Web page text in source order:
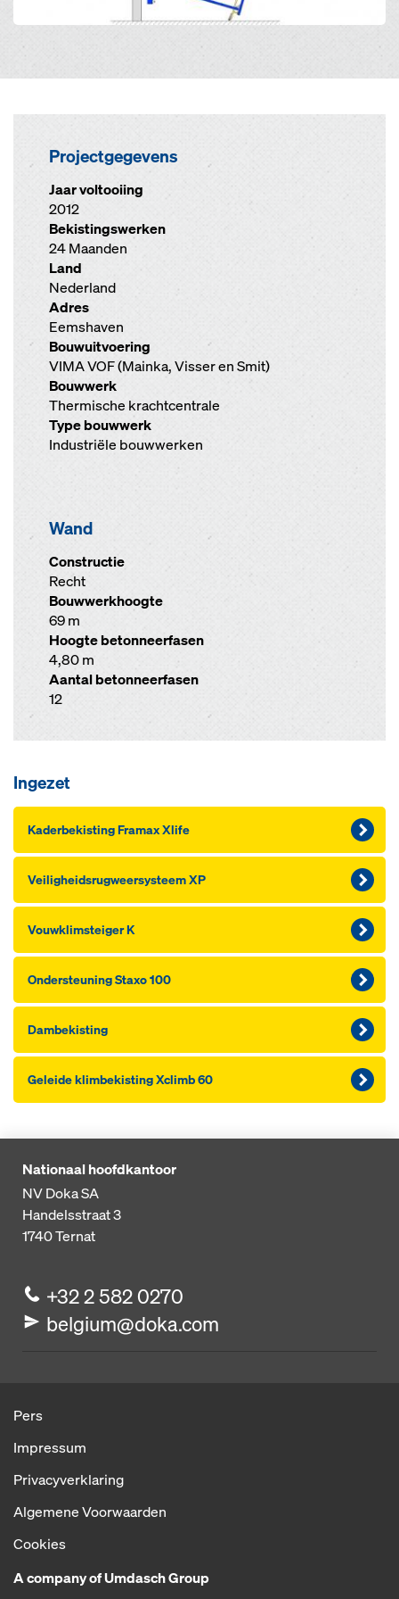
Projectgegevens
Jaar voltooiing
2012
Bekistingswerken
24 Maanden
Land
Nederland
Adres
Eemshaven
Bouwuitvoering
VIMA VOF (Mainka, Visser en Smit)
Bouwwerk
Thermische krachtcentrale
Type bouwwerk
Industriële bouwwerken
Wand
Constructie
Recht
Bouwwerkhoogte
69 m
Hoogte betonneerfasen
4,80 m
Aantal betonneerfasen
12
Ingezet
Kaderbekisting Framax Xlife
Veiligheidsrugweer­systeem XP
Vouwklimsteiger K
Ondersteuning Staxo 100
Dambekisting
Geleide klimbekisting Xclimb 60
Nationaal hoofdkantoor
NV Doka SA
Handelsstraat 3
1740Ternat
+32 2 582 0270
belgium@doka.com
Pers
Impressum
Privacyverklaring
Algemene Voorwaarden
Cookies
A company of Umdasch Group